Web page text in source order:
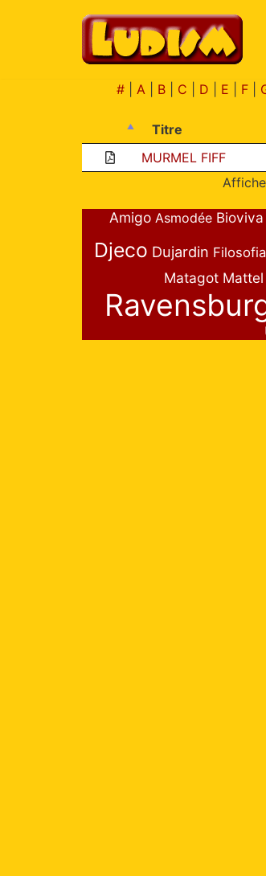
#| A| B| C D E F|
Titre
MURMEL FIFF
Amigo Asmodée Bioviva
Djeco Dujardin Filosofia
Matagot Mattel